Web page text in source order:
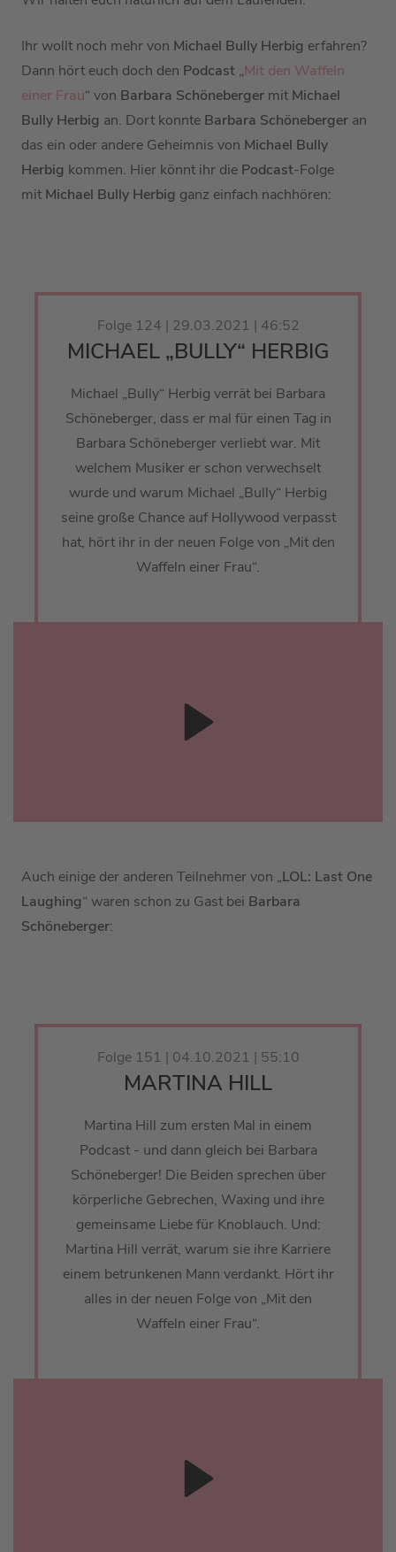
Ihr wollt noch mehr von Michael Bully Herbig erfahren?
Dann hört euch doch den Podcast „Mit den Waffeln
einer Frau“ von Barbara Schöneberger mit Michael
Bully Herbig an. Dort konnte Barbara Schöneberger an
das ein oder andere Geheimnis von Michael Bully
Herbig kommen. Hier könnt ihr die Podcast-Folge
mit Michael Bully Herbig ganz einfach nachhören:
Folge 124 | 29.03.2021 | 46:52
MICHAEL „BULLY“ HERBIG
Michael „Bully“ Herbig verrät bei Barbara
Schöneberger, dass er mal für einen Tag in
Barbara Schöneberger verliebt war. Mit
welchem Musiker er schon verwechselt
wurde und warum Michael „Bully“ Herbig
seine große Chance auf Hollywood verpasst
hat, hört ihr in der neuen Folge von „Mit den
Waffeln einer Frau“.
Auch einige der anderen Teilnehmer von „LOL: Last One
Laughing“ waren schon zu Gast bei Barbara
Schöneberger:
Folge 151 | 04.10.2021 | 55:10
MARTINA HILL
Martina Hill zum ersten Mal in einem
Podcast - und dann gleich bei Barbara
Schöneberger! Die Beiden sprechen über
körperliche Gebrechen, Waxing und ihre
gemeinsame Liebe für Knoblauch. Und:
Martina Hill verrät, warum sie ihre Karriere
einem betrunkenen Mann verdankt. Hört ihr
alles in der neuen Folge von „Mit den
Waffeln einer Frau“.